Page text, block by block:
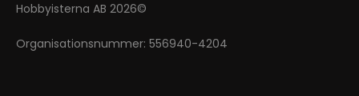
Hobbyisterna AB 2026©
Organisationsnummer: 556940-4204